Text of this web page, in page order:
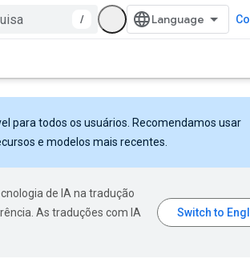
/
para todos os usuários. Recomendamos usar
e modelos mais recentes.
de IA na tradução
As traduções com IA